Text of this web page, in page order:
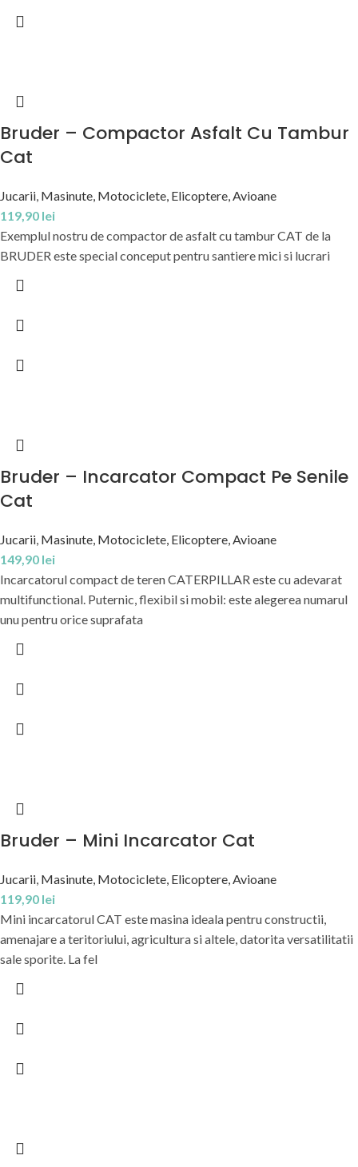
Bruder – Compactor Asfalt Cu Tambur
Cat
Jucarii, Masinute, Motociclete, Elicoptere, Avioane
119,90 lei
Exemplul nostru de compactor de asfalt cu tambur CAT de la
BRUDER este special conceput pentru santiere mici si lucrari
Bruder – Incarcator Compact Pe Senile
Cat
Jucarii, Masinute, Motociclete, Elicoptere, Avioane
149,90 lei
Incarcatorul compact de teren CATERPILLAR este cu adevarat
multifunctional. Puternic, flexibil si mobil: este alegerea numarul
unu pentru orice suprafata
Bruder – Mini Incarcator Cat
Jucarii, Masinute, Motociclete, Elicoptere, Avioane
119,90 lei
Mini incarcatorul CAT este masina ideala pentru constructii,
amenajare a teritoriului, agricultura si altele, datorita versatilitatii
sale sporite. La fel